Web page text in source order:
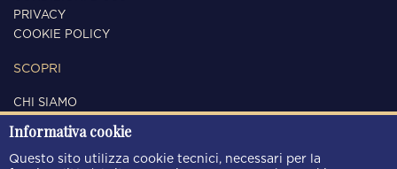
PRIVACY
COOKIE POLICY
SCOPRI
CHI SIAMO
CONTATTI
SEGUICI
Informativa cookie
Questo sito utilizza cookie tecnici, necessari per la